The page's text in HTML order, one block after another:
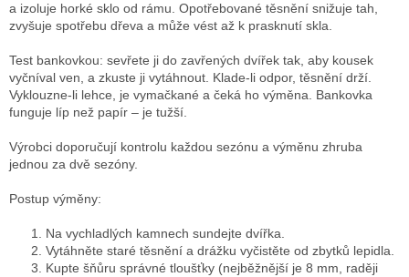
a izoluje horké sklo od rámu. Opotřebované těsnění snižuje tah,
zvyšuje spotřebu dřeva a může vést až k prasknutí skla.
Test bankovkou: sevřete ji do zavřených dvířek tak, aby kousek
vyčníval ven, a zkuste ji vytáhnout. Klade-li odpor, těsnění drží.
Vyklouzne-li lehce, je vymačkané a čeká ho výměna. Bankovka
funguje líp než papír – je tužší.
Výrobci doporučují kontrolu každou sezónu a výměnu zhruba
jednou za dvě sezóny.
Postup výměny:
Na vychladlých kamnech sundejte dvířka.
Vytáhněte staré těsnění a drážku vyčistěte od zbytků lepidla.
Kupte šňůru správné tloušťky (nejběžnější je 8 mm, raději